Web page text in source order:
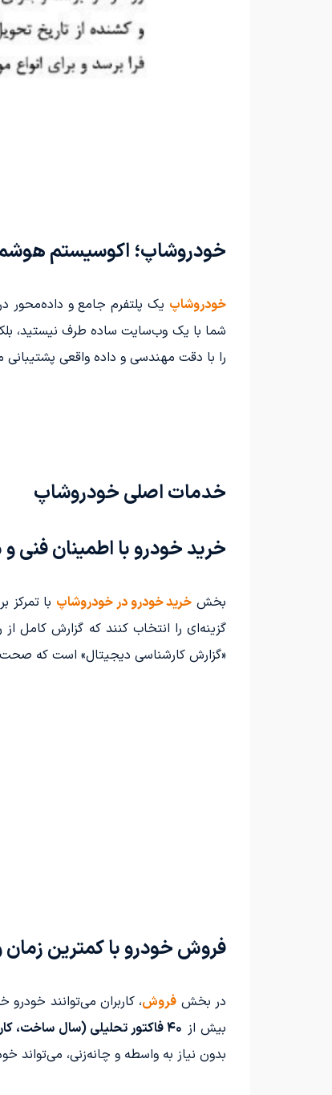
خودروشاپ؛ اکوسیستم
خودروشاپ یک پلتفرم جامع و
شما با یک وب‌سایت ساده طرف نیستید،
را با دقت مهندسی و داده واقعی پشتیبانی
خدمات اصلی خودروشاپ
خرید خودرو با اطمینان فنی و
بخش خرید خودرو در خودروشاپ با تمرکز بر
گزینه‌ای را انتخاب کنند که گزارش
«گزارش کارشناسی دیجیتال» است که صحت
فروش خودرو با کمترین
در بخش فروش، کاربران می‌توانند خودرو
بیش از ۴۰ فاکتور تحلیلی (سال ساخت، کارکرد، برند، سلامت بدنه، شرایط بازار و موقعیت مکانی)
بدون نیاز به واسطه و چانه‌زنی، می‌تواند